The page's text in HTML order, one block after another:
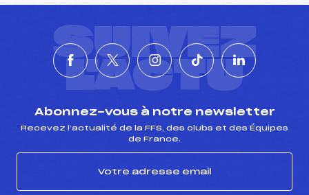
SUIVEZ
L'ACTU
Abonnez-vous à notre newsletter
Recevez l’actualité de la FFS, des clubs et des Équipes
de France.